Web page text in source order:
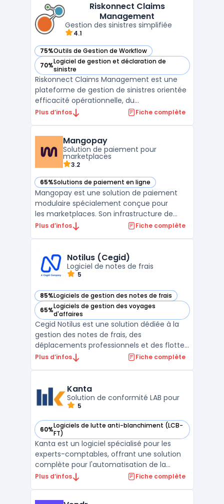
numérisation de reçus, la GED - Gestion
Electronique de Documents, ...
Riskonnect Claims
Management
Gestion des sinistres simplifiée
4.1
75%Outils de Gestion de Workflow
— voir Riskonnect Claims Management dans cette
70%Logiciel de gestion et déclaration de
sinistre
— voir Riskonnect Claims Management dans cette
Riskonnect Claims Management est une
plateforme de gestion de sinistres orientée
efficacité opérationnelle, du
référencement des réclamations jusqu’au
parties prenantes) et automatise les
tâches répétitives pour réduire le ...
Plus d’infos Fiche complète
Mangopay
Solution de paiement pour
marketplaces
3.2
65%Solutions de paiement en ligne
— voir Mangopay dans cette catégorie
Mangopay est une solution de paiement
modulaire spécialement conçue pour
les marketplaces. Son infrastructure de
paiement flexible et sécurisée permet aux
bout.Mangopay propose une gamme
complète d ...
Plus d’infos Fiche complète
Notilus (Cegid)
Logiciel de notes de frais
5
85%Logiciels de gestion des notes de frais
— voir Notilus (Cegid) dans cette catégorie
65%Logiciels de gestion des voyages
d'affaires
— voir Notilus (Cegid) dans cette catégorie
Cegid Notilus est une solution dédiée à la
gestion des notes de frais, des
déplacements professionnels et des flottes
de véhicules. Avec plus de 2 millions
effort et sans papier. Les utilisateurs
peuvent scanne ...
Plus d’infos Fiche complète
Kanta
Solution de conformité LAB pour
5
60%Logiciels de lutte anti-blanchiment (LCB-
FT)
— voir Kanta dans cette catégorie
Kanta est un logiciel spécialisé pour les
experts-comptables, offrant une solution
complète pour l'automatisation de la
conformité LAB (Lutte Anti-Blanchiment) et
Plus d’infos Fiche complète